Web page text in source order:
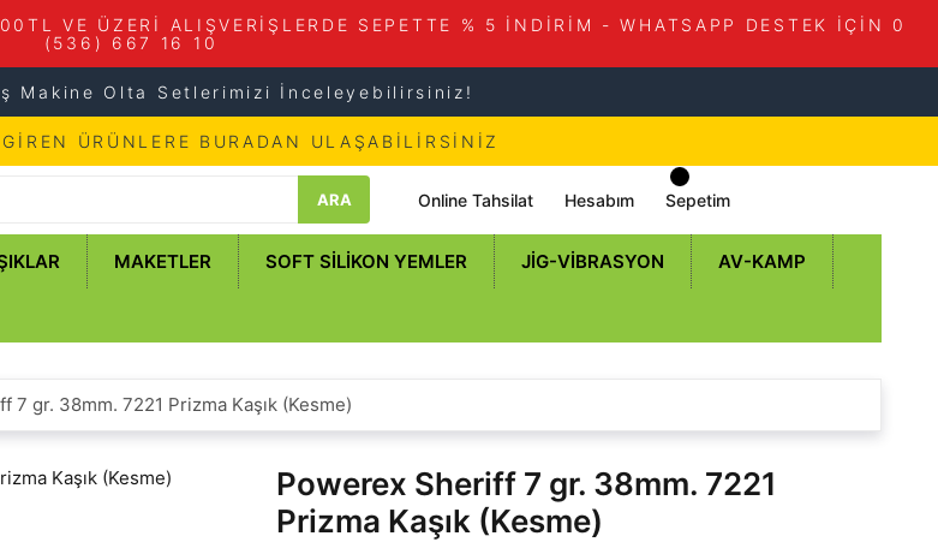
VE ÜZERİ ALIŞVERİŞLERDE SEPETTE % 5 İNDİRİM - WHATSAPP DESTEK İÇİN 0
(536) 667 16 10
Makine Olta Setlerimizi İnceleyebilirsiniz!
ÜRÜNLERE BURADAN ULAŞABİLİRSİNİZ
ARA Online Tahsilat Hesabım Sepetim
MAKETLER SOFT SILIKON YEMLER JIG-VIBRASYON AV-KAMP
7 gr. 38mm. 7221 Prizma Kaşık (Kesme)
Powerex Sheriff 7 gr. 38mm. 7221
Prizma Kaşık (Kesme)